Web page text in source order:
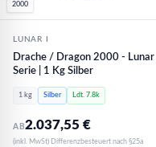
2000
LUNAR I
Drache / Dragon 2000 - Lunar I
Serie | 1 Kg Silber
1 kg Silber Ldt. 7.8k
AB2.037,55€
(inkl. MwSt) Differenzbesteuert nach §25a